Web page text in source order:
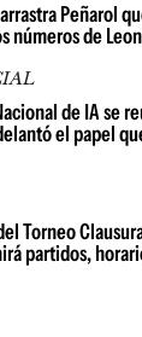
Peñarol
números de
de IA se
el papel
Torneo
partidos,